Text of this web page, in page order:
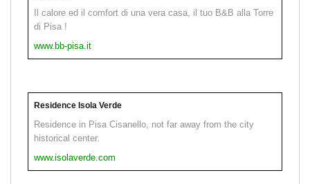
Il calore ed il comfort di una vera casa, il tuo B&B alla Torre
di Pisa !
www.bb-pisa.it
Residence Isola Verde
Residence in Pisa Cisanello, not far away from the city
historical center.
www.isolaverde.com